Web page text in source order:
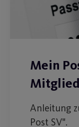
Mein
Anleitung
Post SV".